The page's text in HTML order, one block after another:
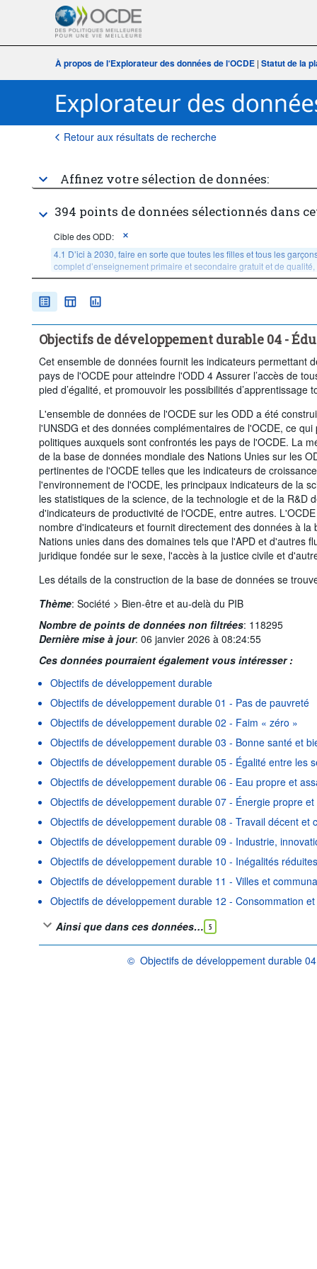
À propos de l‘Explorateur des données de l‘OCDE | Statut de la
Retour aux résultats de recherche
Affinez votre sélection de données:
394 points de données sélectionnés dans
Cible des ODD:
4.1 D’ici à 2030, faire en sorte que toutes les filles et tous les
complet d’enseignement primaire et secondaire gratuit et de
Âge:
Quantile de revenue ou de richesse:
Période temporelle:
Dernière(s) 5 période(s)
Supprimer tout
Objectifs de développement durable 04 -
Cet ensemble de données fournit les indicateurs permettant
pays de l'OCDE pour atteindre l'ODD 4 Assurer l’accès de
pied d’égalité, et promouvoir les possibilités d’apprentissage
L'ensemble de données de l'OCDE sur les ODD a été
l'UNSDG et des données complémentaires de l'OCDE, ce
politiques auxquels sont confrontés les pays de l'OCDE. La
de la base de données mondiale des Nations Unies sur les
pertinentes de l'OCDE telles que les indicateurs de
l'environnement de l'OCDE, les principaux indicateurs de la
les statistiques de la science, de la technologie et de la R&D
d'indicateurs de productivité de l'OCDE, entre autres.
nombre d'indicateurs et fournit directement des données à la
Nations unies dans des domaines tels que l'APD et d'autres
juridique fondée sur le sexe, l'accès à la justice civile et
Les détails de la construction de la base de données se
Thème: Société > Bien-être et au-delà du PIB
Nombre de points de données non filtrées: 118295
Dernière mise à jour: 06 janvier 2026 à 08:24:55
Ces données pourraient également vous intéresser :
Objectifs de développement durable
Objectifs de développement durable 01 - Pas de pauvreté
Objectifs de développement durable 02 - Faim « zéro »
Objectifs de développement durable 03 - Bonne santé et
Objectifs de développement durable 05 - Égalité entre les
Objectifs de développement durable 06 - Eau propre et
Objectifs de développement durable 07 - Énergie propre
Objectifs de développement durable 08 - Travail décent et
Objectifs de développement durable 09 - Industrie,
Objectifs de développement durable 10 - Inégalités réduites
Objectifs de développement durable 11 - Villes et
Objectifs de développement durable 12 - Consommation
Ainsi que dans ces données… 5
© Objectifs de développement durable